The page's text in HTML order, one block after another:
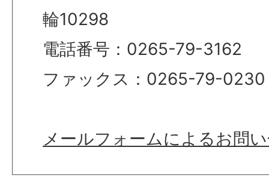
輪10298
電話番号：0265-79-3162
ファックス：0265-79-0230
メールフォームによるお問